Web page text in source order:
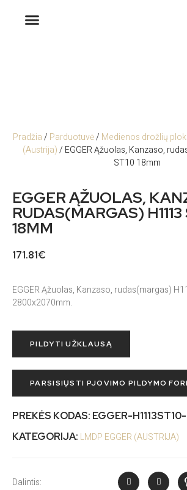
Pradžia/ Parduotuvė/ Medienos drožlių
(Austrija)/ EGGER Ąžuolas, Kanzaso,
ST10 18mm
EGGER ĄŽUOLAS,
RUDAS(MARGAS) H1113
18MM
171.81€
EGGER Ąžuolas, Kanzaso, rudas(margas)
2800x2070mm.
PILDYTI UŽKLAUSĄ
PARSISIŲSTI PJOVIMO PILDYMO
PREKĖS KODAS: EGGER-
KATEGORIJA: LMDP EGGER (AUSTRIJA)
Dalintis: